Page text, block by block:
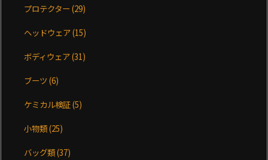
プロテクター(29)
ヘッドウェア(15)
ボディウェア(31)
ブーツ(6)
ケミカル検証(5)
小物類(25)
バッグ類(37)